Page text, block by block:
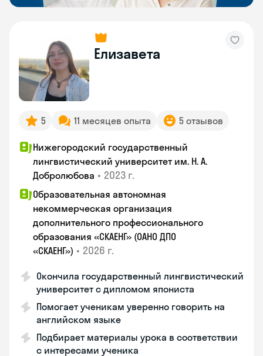
Елизавета
5 11 месяцев опыта 5 отзывов
Нижегородский государственный
лингвистический университет им. Н. А.
Добролюбова • 2023 г.
Образовательная автономная
некоммерческая организация
дополнительного профессионального
образования «СКАЕНГ» (ОАНО ДПО
«СКАЕНГ») • 2026 г.
Окончила государственный лингвистический
университет с дипломом япониста
Помогает ученикам уверенно говорить на
английском языке
Подбирает материалы урока в соответствии
с интересами ученика